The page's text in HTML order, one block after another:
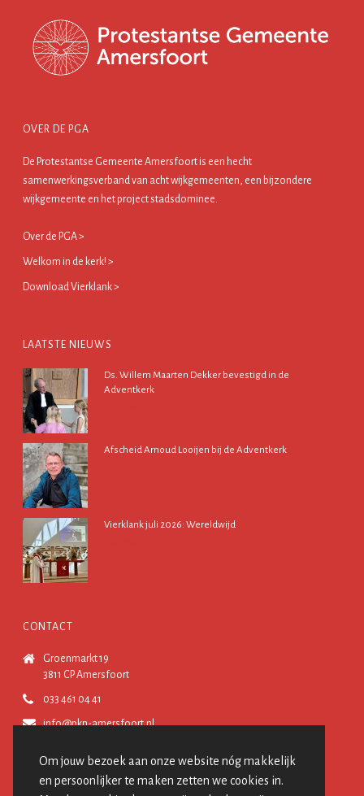
Om jouw bezoek aan onze website nóg makkelijk
en persoonlijker te maken zetten we cookies in.
OVER DE PGA
De Protestantse Gemeente Amersfoort is een hecht
samenwerkingsverband van acht wijkgemeenten, een bijzondere
wijkgemeente en het project stadsdominee.
Over de PGA >
Welkom in de kerk! >
Download Vierklank >
LAATSTE NIEUWS
Ds. Willem Maarten Dekker bevestigd in de
Adventkerk
Afscheid Arnoud Looijen bij de Adventkerk
Vierklank juli 2026: Wereldwijd
CONTACT
Groenmarkt 19
3811 CP Amersfoort
033 461 04 41
info@pkn-amersfoort.nl
VOLG ONS